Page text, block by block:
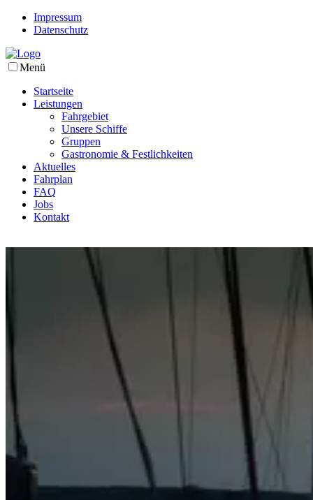
Impressum
Datenschutz
Menü
Startseite
Leistungen
Fahrgebiet
Unsere Schiffe
Gruppen
Gastronomie & Festlichkeiten
Aktuelles
Fahrplan
FAQ
Jobs
Kontakt